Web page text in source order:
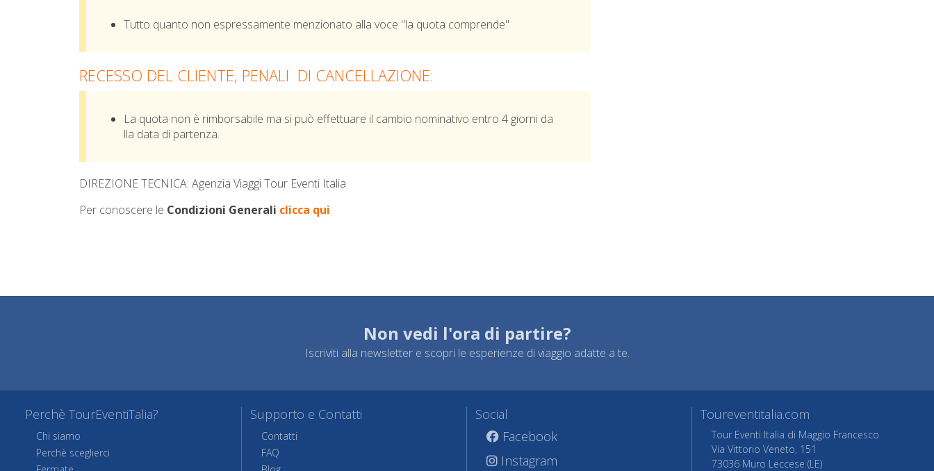
Tutto quanto non espressamente menzionato alla voce "la quota comprende"
RECESSO DEL CLIENTE, PENALI DI CANCELLAZIONE:
La quota non è rimborsabile ma si può effettuare il cambio nominativo entro 4 giorni da
lla data di partenza.
DIREZIONE TECNICA: Agenzia Viaggi Tour Eventi Italia
Per conoscere le Condizioni Generali clicca qui
Non vedi l'ora di partire?
Iscriviti alla newsletter e scopri le esperienze di viaggio adatte a te.
Perchè TourEventiTalia?
Chi siamo
Perchè sceglierci
Supporto e Contatti
Contatti
FAQ
Social
Facebook
Instagram
Toureventitalia.com
Tour Eventi Italia di Maggio Francesco
Via Vittorio Veneto, 151
73036 Muro Leccese (LE)